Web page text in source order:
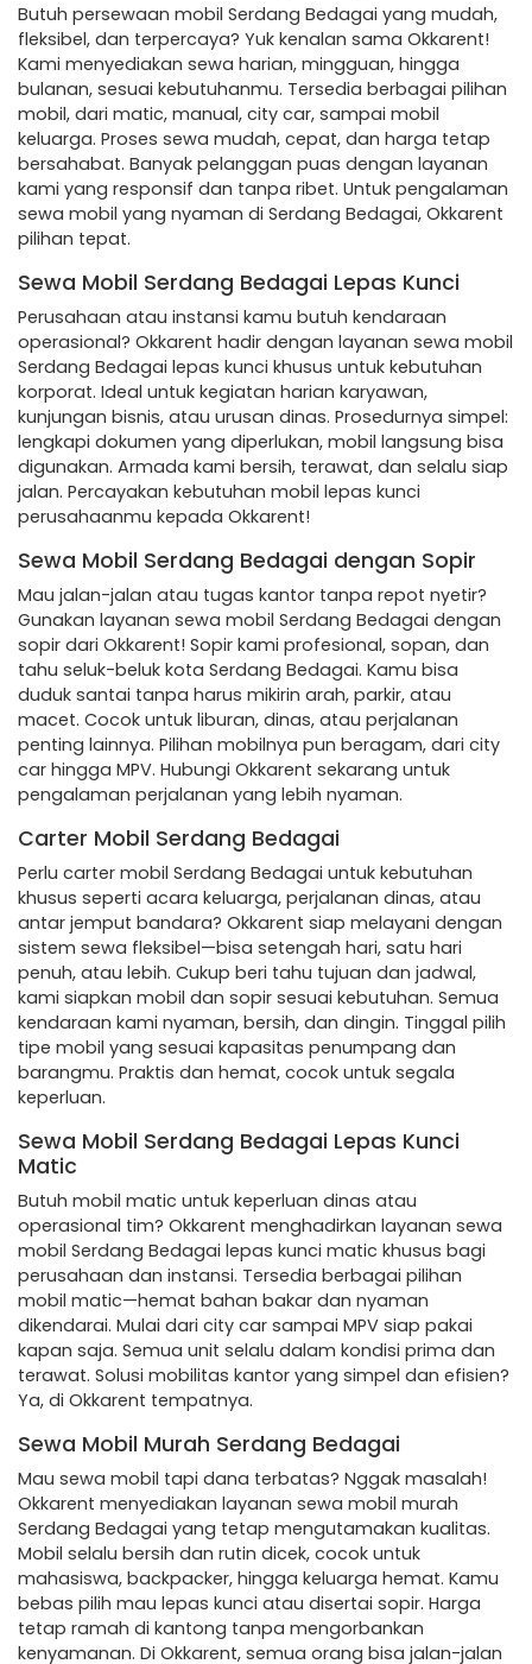
Butuh persewaan mobil Serdang Bedagai yang mudah,
fleksibel, dan terpercaya? Yuk kenalan sama Okkarent!
Kami menyediakan sewa harian, mingguan, hingga
bulanan, sesuai kebutuhanmu. Tersedia berbagai pilihan
mobil, dari matic, manual, city car, sampai mobil
keluarga. Proses sewa mudah, cepat, dan harga tetap
bersahabat. Banyak pelanggan puas dengan layanan
kami yang responsif dan tanpa ribet. Untuk pengalaman
sewa mobil yang nyaman di Serdang Bedagai, Okkarent
pilihan tepat.
Sewa Mobil Serdang Bedagai Lepas Kunci
Perusahaan atau instansi kamu butuh kendaraan
operasional? Okkarent hadir dengan layanan sewa mobil
Serdang Bedagai lepas kunci khusus untuk kebutuhan
korporat. Ideal untuk kegiatan harian karyawan,
kunjungan bisnis, atau urusan dinas. Prosedurnya simpel:
lengkapi dokumen yang diperlukan, mobil langsung bisa
digunakan. Armada kami bersih, terawat, dan selalu siap
jalan. Percayakan kebutuhan mobil lepas kunci
perusahaanmu kepada Okkarent!
Sewa Mobil Serdang Bedagai dengan Sopir
Mau jalan-jalan atau tugas kantor tanpa repot nyetir?
Gunakan layanan sewa mobil Serdang Bedagai dengan
sopir dari Okkarent! Sopir kami profesional, sopan, dan
tahu seluk-beluk kota Serdang Bedagai. Kamu bisa
duduk santai tanpa harus mikirin arah, parkir, atau
macet. Cocok untuk liburan, dinas, atau perjalanan
penting lainnya. Pilihan mobilnya pun beragam, dari city
car hingga MPV. Hubungi Okkarent sekarang untuk
pengalaman perjalanan yang lebih nyaman.
Carter Mobil Serdang Bedagai
Perlu carter mobil Serdang Bedagai untuk kebutuhan
khusus seperti acara keluarga, perjalanan dinas, atau
antar jemput bandara? Okkarent siap melayani dengan
sistem sewa fleksibel—bisa setengah hari, satu hari
penuh, atau lebih. Cukup beri tahu tujuan dan jadwal,
kami siapkan mobil dan sopir sesuai kebutuhan. Semua
kendaraan kami nyaman, bersih, dan dingin. Tinggal pilih
tipe mobil yang sesuai kapasitas penumpang dan
barangmu. Praktis dan hemat, cocok untuk segala
keperluan.
Sewa Mobil Serdang Bedagai Lepas Kunci
Matic
Butuh mobil matic untuk keperluan dinas atau
operasional tim? Okkarent menghadirkan layanan sewa
mobil Serdang Bedagai lepas kunci matic khusus bagi
perusahaan dan instansi. Tersedia berbagai pilihan
mobil matic—hemat bahan bakar dan nyaman
dikendarai. Mulai dari city car sampai MPV siap pakai
kapan saja. Semua unit selalu dalam kondisi prima dan
terawat. Solusi mobilitas kantor yang simpel dan efisien?
Ya, di Okkarent tempatnya.
Sewa Mobil Murah Serdang Bedagai
Mau sewa mobil tapi dana terbatas? Nggak masalah!
Okkarent menyediakan layanan sewa mobil murah
Serdang Bedagai yang tetap mengutamakan kualitas.
Mobil selalu bersih dan rutin dicek, cocok untuk
mahasiswa, backpacker, hingga keluarga hemat. Kamu
bebas pilih mau lepas kunci atau disertai sopir. Harga
tetap ramah di kantong tanpa mengorbankan
kenyamanan. Di Okkarent, semua orang bisa jalan-jalan